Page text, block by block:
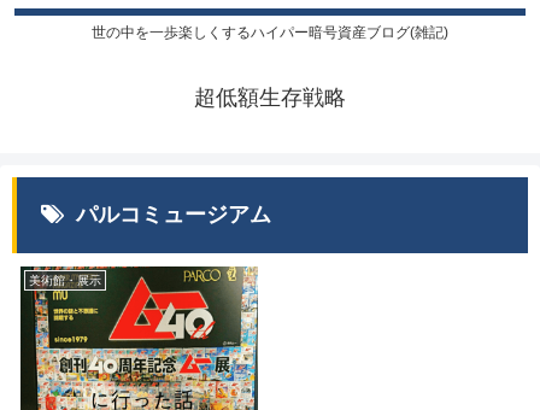
世の中を一歩楽しくするハイパー暗号資産ブログ(雑記)
超低額生存戦略
パルコミュージアム
美術館・展示